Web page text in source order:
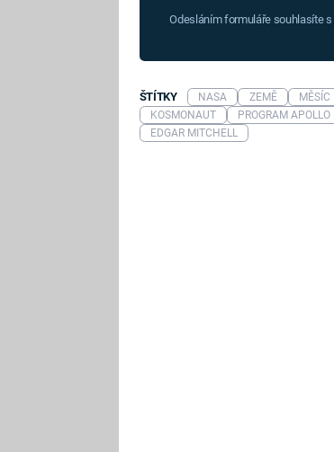
Odesláním formuláře souhlasíte s
ŠTÍTKY NASA ZEMĚ MĚSÍC
KOSMONAUT
PROGRAM APOLLO
EDGAR MITCHELL